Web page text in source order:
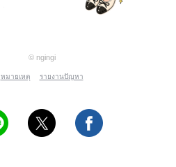
© ngingi
หมายเหตุ รายงานปัญหา